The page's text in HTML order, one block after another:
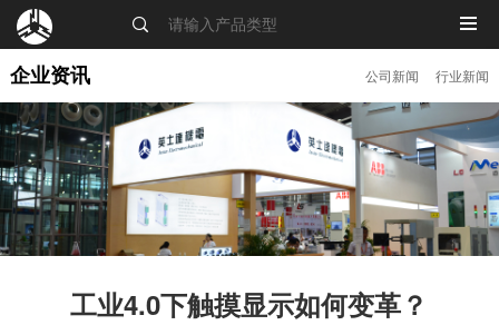
MENU
企业资讯 公司新闻 行业新闻
工业4.0下触摸显示如何变革？